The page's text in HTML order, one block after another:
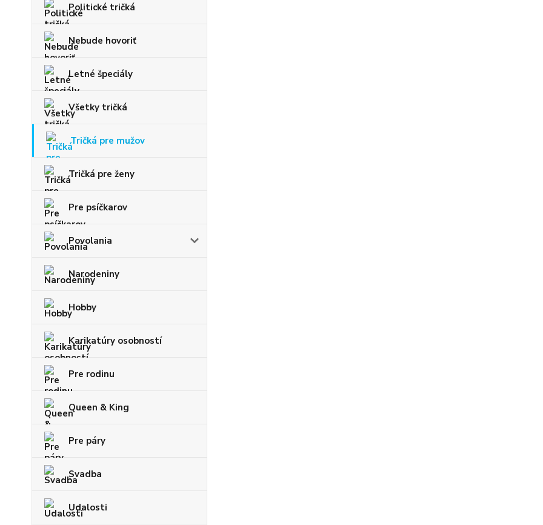
Politické tričká
Nebude hovoriť
Letné špeciály
Všetky tričká
Tričká pre mužov
Tričká pre ženy
Pre psíčkarov
Povolania
Narodeniny
Hobby
Karikatúry osobností
Pre rodinu
Queen & King
Pre páry
Svadba
Udalosti